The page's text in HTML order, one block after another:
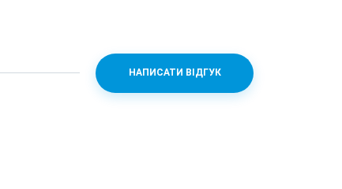
НАПИСАТИ ВІДГУК